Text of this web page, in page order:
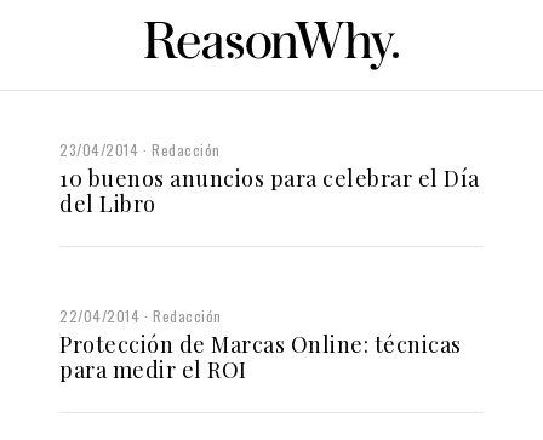
23/04/2014 Redacción
10 buenos anuncios para celebrar el Día
del Libro
22/04/2014 Redacción
Protección de Marcas Online: técnicas
para medir el ROI